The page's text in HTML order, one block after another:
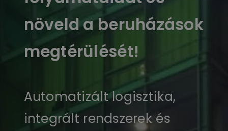
növeld a beruházások
megtérülését!
Automatizált logisztika,
integrált rendszerek és